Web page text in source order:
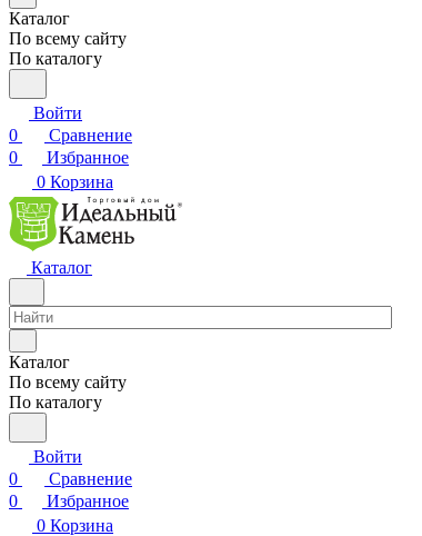
Каталог
По всему сайту
По каталогу
Войти
0
Сравнение
0
Избранное
0 Корзина
Каталог
Каталог
По всему сайту
По каталогу
Войти
0
Сравнение
0
Избранное
0 Корзина